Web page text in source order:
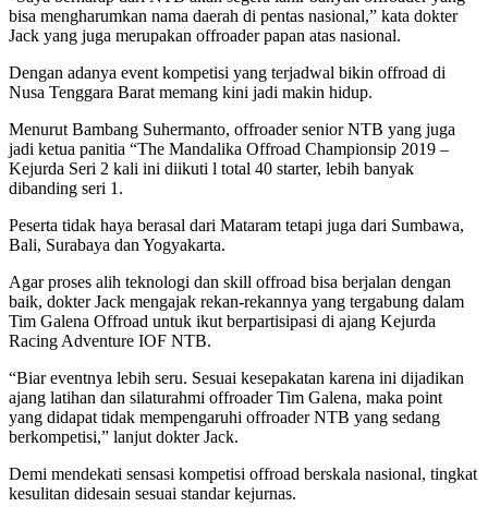
bisa mengharumkan nama daerah di pentas nasional,” kata dokter
Jack yang juga merupakan offroader papan atas nasional.
Dengan adanya event kompetisi yang terjadwal bikin offroad di
Nusa Tenggara Barat memang kini jadi makin hidup.
Menurut Bambang Suhermanto, offroader senior NTB yang juga
jadi ketua panitia “The Mandalika Offroad Championsip 2019 –
Kejurda Seri 2 kali ini diikuti l total 40 starter, lebih banyak
dibanding seri 1.
Peserta tidak haya berasal dari Mataram tetapi juga dari Sumbawa,
Bali, Surabaya dan Yogyakarta.
Agar proses alih teknologi dan skill offroad bisa berjalan dengan
baik, dokter Jack mengajak rekan-rekannya yang tergabung dalam
Tim Galena Offroad untuk ikut berpartisipasi di ajang Kejurda
Racing Adventure IOF NTB.
“Biar eventnya lebih seru. Sesuai kesepakatan karena ini dijadikan
ajang latihan dan silaturahmi offroader Tim Galena, maka point
yang didapat tidak mempengaruhi offroader NTB yang sedang
berkompetisi,” lanjut dokter Jack.
Demi mendekati sensasi kompetisi offroad berskala nasional, tingkat
kesulitan didesain sesuai standar kejurnas.